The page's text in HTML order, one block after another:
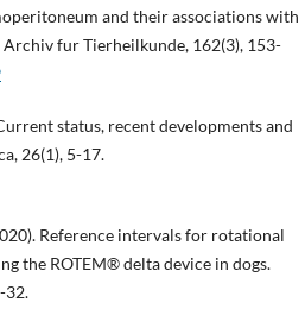
and their associations with
fur Tierheilkunde, 162(3), 153-
status, recent developments and
26(1), 5-17.
Reference intervals for rotational
the ROTEM® delta device in dogs.
32.